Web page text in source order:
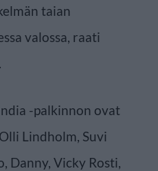
taian
valossa, raati
-palkinnon ovat
Lindholm, Suvi
Danny, Vicky Rosti,